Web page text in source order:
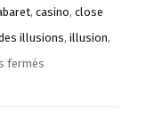
, casino, close
illusions, illusion,
fermés